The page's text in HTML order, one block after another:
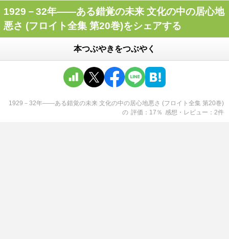
1929－32年――ある錯覚の未来 文化の中の居心地
悪さ (フロイト全集 第20巻)をシェアする